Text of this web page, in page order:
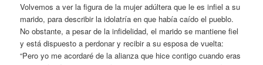
Volvemos a ver la figura de la mujer adúltera que le es infiel a su
marido, para describir la idolatría en que había caído el pueblo.
No obstante, a pesar de la infidelidad, el marido se mantiene fiel
y está dispuesto a perdonar y recibir a su esposa de vuelta:
“Pero yo me acordaré de la alianza que hice contigo cuando eras